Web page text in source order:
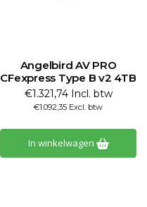
Angelbird AV PRO
CFexpress Type B v2 4TB
€1.321,74 Incl. btw
€1.092,35 Excl. btw
In winkelwagen